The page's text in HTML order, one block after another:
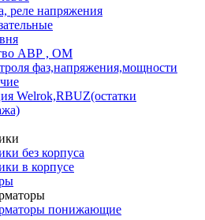
реле напряжения
АВР , ОМ
фаз,напряжения,мощности
Welrok,RBUZ(остатки
без корпуса
в корпусе
понижающие